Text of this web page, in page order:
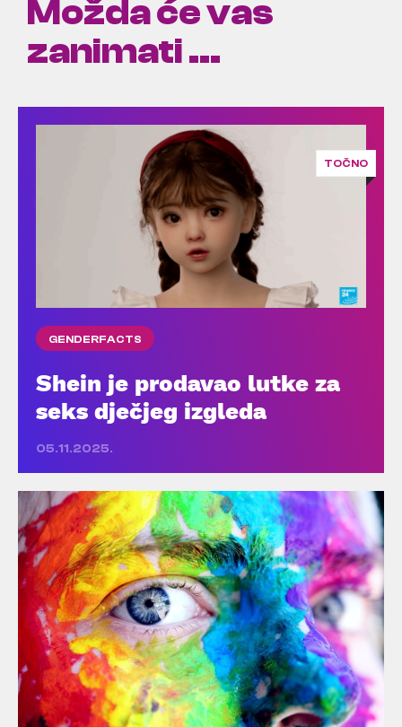
Možda će vas
zanimati ...
TOČNO
GENDERFACTS
Shein je prodavao lutke za
seks dječjeg izgleda
05.11.2025.